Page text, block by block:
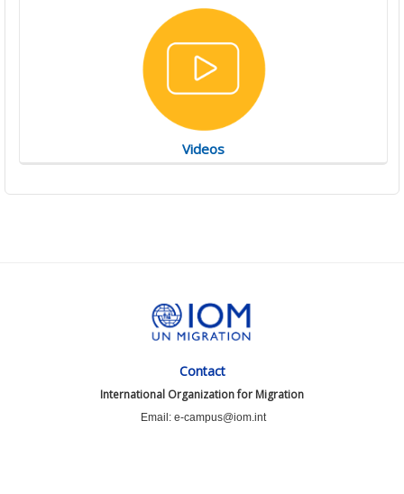
Videos
Contact
International Organization for Migration
Email: e-campus@iom.int